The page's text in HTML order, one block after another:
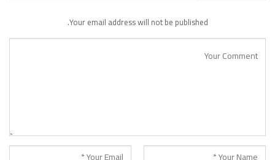
Your email address will not be published.